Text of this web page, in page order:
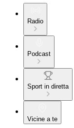
Radio
Podcast
Sport in diretta
Vicine a te